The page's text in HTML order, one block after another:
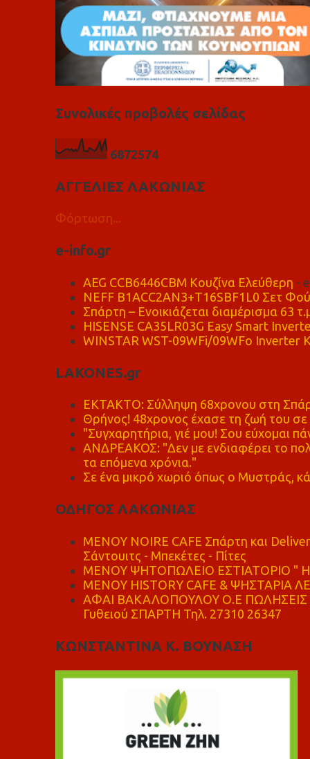
Συνολικές προβολές σελίδας
6872574
ΑΓΓΕΛΙΕΣ ΛΑΚΩΝΙΑΣ
Φόρτωση...
e-info.gr
AEG CCB6446CBM Κουζίνα Ελεύθερη -
NEFF B1ACC2AN3+T16SBF1L0 Σετ
Σπάρτη – Ενοικιάζεται διαμέρισμα 63
HISENSE CA35LR03G Easy Smart
WINSTAR WST-09WFi/09WFo Inverter
LAKONES.gr
ΕΚΤΑΚΤΟ: Σύλληψη 68χρονου στη
Θρήνος! 48χρονος έχασε τη ζωή του
"Συγχαρητήρια, γιέ μου! Σου εύχομαι
ΑΝΔΡΕΑΚΟΣ: "Δεν με ενδιαφέρει το
τα επόμενα χρόνια."
Σε ένα μικρό χωριό όπως ο Μυστράς,
ΟΔΗΓΟΣ ΛΑΚΩΝΙΑΣ
MENOY NOIRE CAFE Σπάρτη και
Σάντουιτς - Μπεκέτες - Πίτες
ΜΕΝΟΥ ΨΗΤΟΠΩΛΕΙΟ ΕΣΤΙΑΤΟΡΙΟ "
ΜΕΝΟΥ HISTORY CAFE & ΨΗΣΤΑΡΙΑ
ΑΦΑΙ ΒΑΚΑΛΟΠΟΥΛΟΥ Ο.Ε ΠΩΛΗΣΕΙΣ
Γυθειού ΣΠΑΡΤΗ Τηλ. 27310 26347
ΚΩΝΣΤΑΝΤΙΝΑ Κ. ΒΟΥΝΑΣΗ